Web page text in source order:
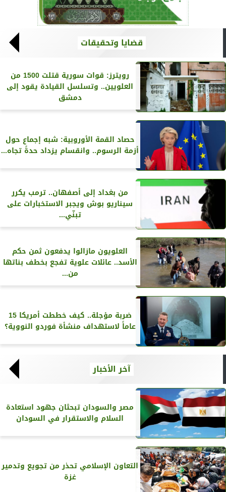
قضايا وتحقيقات
رويترز‏: قوات سورية قتلت 1500 من
العلويين.. وتسلسل القيادة يقود إلى
دمشق
حصاد القمة الأوروبية: شبه إجماع حول
أزمة الرسوم.. وانقسام يزداد حدةً تجاه...
من بغداد إلى أصفهان.. ترمب يكرر
سيناريو بوش ويجبر الاستخبارات على
تبنّي...
العلويون مازالوا يدفعون ثمن حكم
الأسد.. عائلات علوية تفجع بخطف بناتها
من...
ضربة مؤجلة.. كيف خططت أمريكا 15
عاماً لاستهداف منشأة فوردو النووية؟
آخر الأخبار
مصر والسودان تبحثان جهود استعادة
السلام والاستقرار في السودان
التعاون الإسلامي تحذر من تجويع وتدمير
غزة